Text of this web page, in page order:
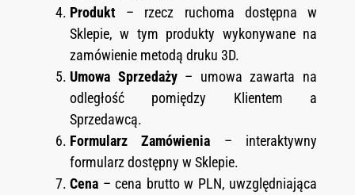
Produkt – rzecz ruchoma dostępna w
Sklepie, w tym produkty wykonywane na
zamówienie metodą druku 3D.
Umowa Sprzedaży– umowa zawarta na
odległość pomiędzy Klientem a
Sprzedawcą.
Formularz Zamówienia – interaktywny
formularz dostępny w Sklepie.
Cena – cena brutto w PLN, uwzględniająca